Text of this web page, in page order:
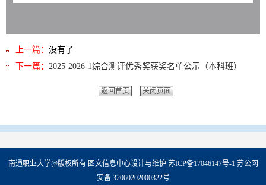
上一篇： 没有了
下一篇： 2025-2026-1综合测评优秀奖获奖名单公示（本科班）
返回首页 关闭页面
南通职业大学@版权所有 图文信息中心设计与维护 苏ICP备17046147号-1 苏公网
安备 32060202000322号